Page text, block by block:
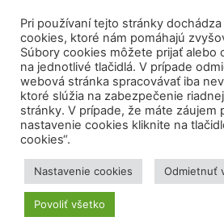
Mediálni partneri
Pri používaní tejto stránky
cookies, ktoré nám pomáhajú
Súbory cookies môžete prijať alebo
na jednotlivé tlačidlá. V prípade
webová stránka spracovávať iba
ktoré slúžia na zabezpečenie
stránky. V prípade, že máte záujem
nastavenie cookies kliknite na
cookies“.
Nastavenie cookies Odmietnuť
Povoliť všetko